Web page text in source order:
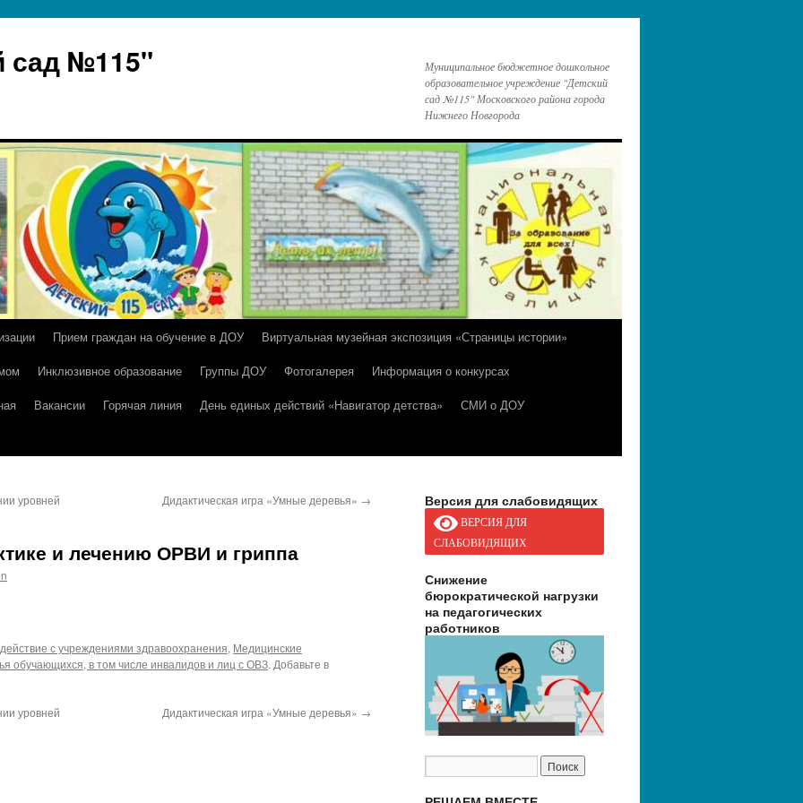
сад №115"
Муниципальное бюджетное дошкольное
образовательное учреждение "Детский
сад №115" Московского района города
Нижнего Новгорода
Прием граждан на обучение в ДОУ
Виртуальная музейная экспозиция «Страницы истории»
Инклюзивное образование Группы ДОУ Фотогалерея
Информация о конкурсах
Вакансии Горячая линия День единых действий «Навигатор детства»
СМИ о ДОУ
уровней
Дидактическая игра «Умные деревья» →
и лечению ОРВИ и гриппа
с учреждениями здравоохранения, Медицинские
обучающихся, в том числе инвалидов и лиц с ОВЗ. Добавьте в
уровней
Дидактическая игра «Умные деревья» →
Версия для слабовидящих
ВЕРСИЯ ДЛЯ
СЛАБОВИДЯЩИХ
Снижение
бюрократической нагрузки
на педагогических
работников